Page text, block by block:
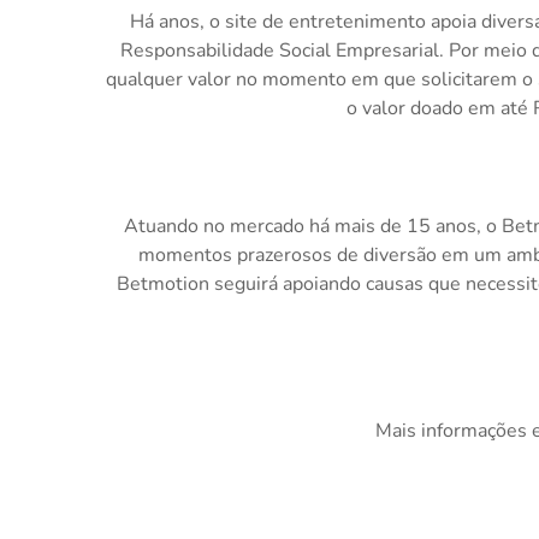
Há anos, o site de entretenimento apoia
Responsabilidade Social Empresarial. Por
qualquer valor no momento em que solicitarem
o valor doado em até
Atuando no mercado há mais de 15 anos, o
momentos prazerosos de diversão em um
Betmotion seguirá apoiando causas que
Mais informações